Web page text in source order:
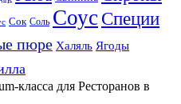
Сок Соль Соус Специи
пюре Халяль Ягоды